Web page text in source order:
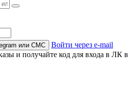
или СМС
Войти через e-mail
и получайте код для входа в ЛК в